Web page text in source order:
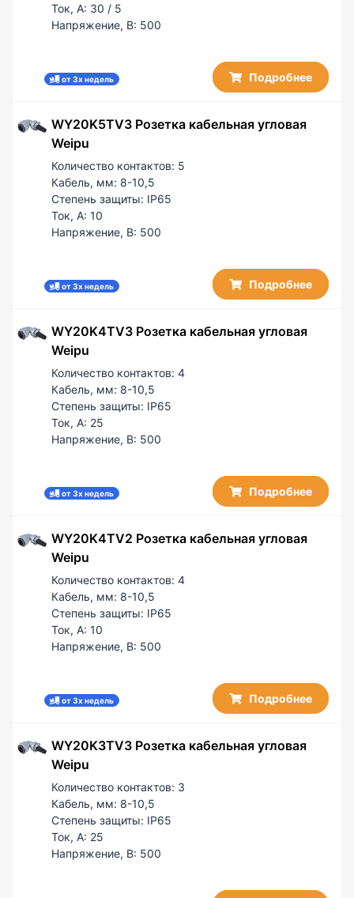
Ток, А: 30 / 5
Напряжение, В: 500
от 3х недель Подробнее
WY20K5TV3 Розетка кабельная угловая
Weipu
Количество контактов: 5
Кабель, мм: 8-10,5
Степень защиты: IP65
Ток, А:10
Напряжение, В: 500
от 3х недель Подробнее
WY20K4TV3 Розетка кабельная угловая
Weipu
Количество контактов:4
Кабель, мм: 8-10,5
Степень защиты: IP65
Ток, А: 25
Напряжение, В: 500
от 3х недель Подробнее
WY20K4TV2 Розетка кабельная угловая
Weipu
Количество контактов:4
Кабель, мм: 8-10,5
Степень защиты: IP65
Ток, А:10
Напряжение, В: 500
от 3х недель Подробнее
WY20K3TV3 Розетка кабельная угловая
Weipu
Количество контактов: 3
Кабель, мм: 8-10,5
Степень защиты: IP65
Ток, А: 25
Напряжение, В: 500